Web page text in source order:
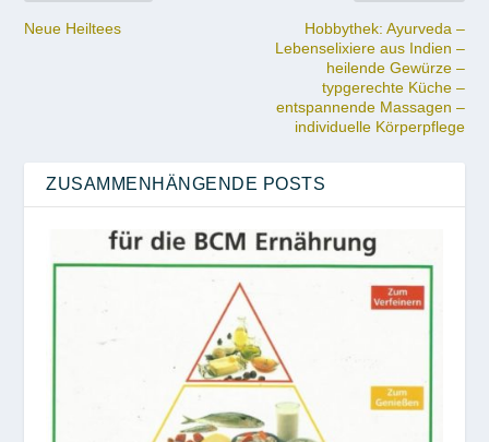
Neue Heiltees
Hobbythek: Ayurveda –
Lebenselixiere aus Indien –
heilende Gewürze –
typgerechte Küche –
entspannende Massagen –
individuelle Körperpflege
ZUSAMMENHÄNGENDE POSTS